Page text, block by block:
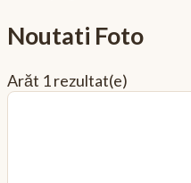
Noutati Foto
Arăt 1 rezultat(e)